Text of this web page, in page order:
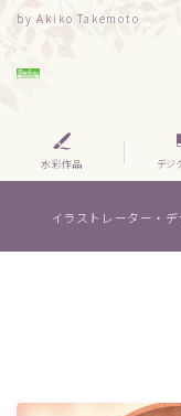
by Akiko Takemoto
MENU
水彩｜食べ物
水彩｜風景
About me
水彩作品 デジ
イラストレーター・